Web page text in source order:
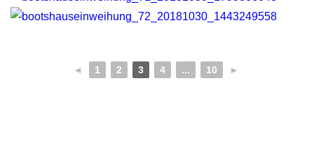
◄ 1 2 3 4 ... 10 ►